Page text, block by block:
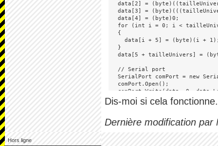
data[2] =
data[3] =
  data[4] = (byte)0;
for (int i = 0; i <
  {
data[i + 5] = (byte)(i +
  }
data[5 + tailleUnivers] =
  // Serial port
SerialPort comPort = new
  comPort.Open();
comPort.Write(data, 0,
}
Dis-moi si cela fonctionne.
Dernière modification par
Hors ligne